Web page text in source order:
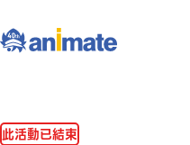
此活動已結束